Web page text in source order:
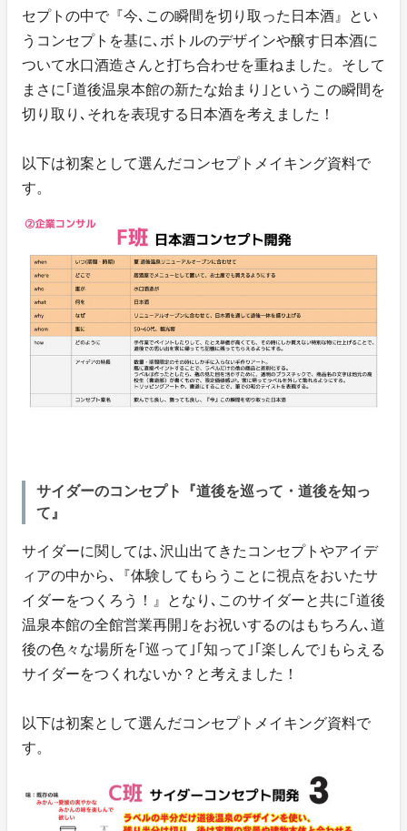
セプトの中で『今､この瞬間を切り取った日本酒』とい
うコンセプトを基に､ボトルのデザインや醸す日本酒に
ついて水口酒造さんと打ち合わせを重ねました。そして
まさに｢道後温泉本館の新たな始まり｣というこの瞬間を
切り取り､それを表現する日本酒を考えました！
以下は初案として選んだコンセプトメイキング資料で
す。
サイダーのコンセプト『道後を巡って・道後を知っ
て』
サイダーに関しては､沢山出てきたコンセプトやアイデ
ィアの中から､『体験してもらうことに視点をおいたサ
イダーをつくろう！』となり､このサイダーと共に｢道後
温泉本館の全館営業再開｣をお祝いするのはもちろん､道
後の色々な場所を｢巡って｣｢知って｣｢楽しんで｣もらえる
サイダーをつくれないか？と考えました！
以下は初案として選んだコンセプトメイキング資料で
す。